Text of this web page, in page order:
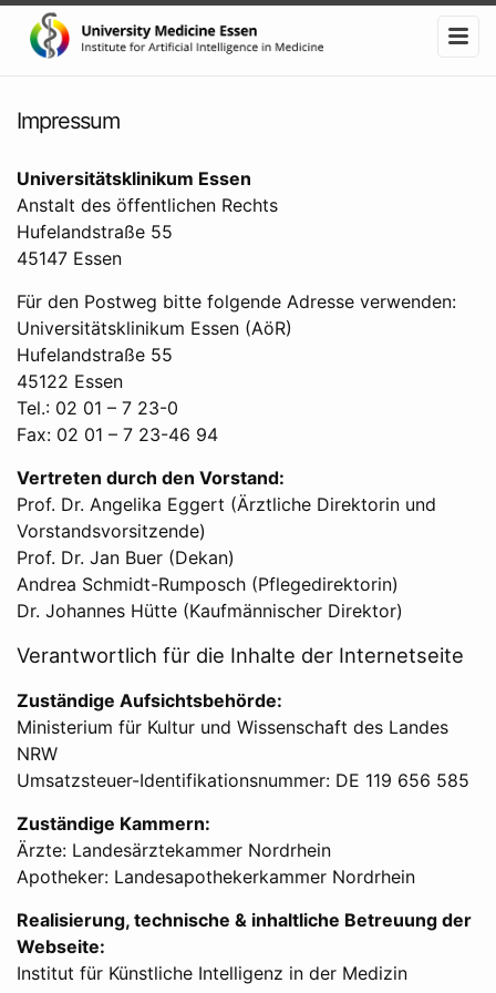
Impressum
Universitätsklinikum Essen
Anstalt des öffentlichen Rechts
Hufelandstraße 55
45147 Essen
Für den Postweg bitte folgende Adresse verwenden:
Universitätsklinikum Essen (AöR)
Hufelandstraße 55
45122 Essen
Tel.: 02 01 – 7 23-0
Fax: 02 01 – 7 23-46 94
Vertreten durch den Vorstand:
Prof. Dr. Angelika Eggert (Ärztliche Direktorin und
Vorstandsvorsitzende)
Prof. Dr. Jan Buer (Dekan)
Andrea Schmidt-Rumposch (Pflegedirektorin)
Dr. Johannes Hütte (Kaufmännischer Direktor)
Verantwortlich für die Inhalte der Internetseite
Zuständige Aufsichtsbehörde:
Ministerium für Kultur und Wissenschaft des Landes
NRW
Umsatzsteuer-Identifikationsnummer: DE 119 656 585
Zuständige Kammern:
Ärzte: Landesärztekammer Nordrhein
Apotheker: Landesapothekerkammer Nordrhein
Realisierung, technische & inhaltliche Betreuung der
Webseite:
Institut für Künstliche Intelligenz in der Medizin